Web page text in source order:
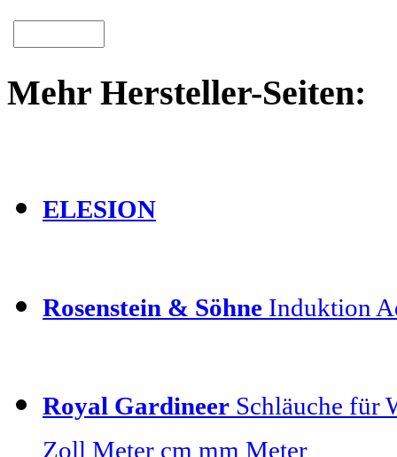
Mehr Hersteller-Seiten:
ELESION
Rosenstein & Söhne Induktion
Royal Gardineer Schläuche für
Zoll Meter cm mm Meter